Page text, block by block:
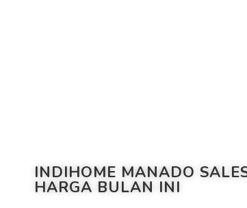
INDIHOME MANADO
HARGA BULAN INI